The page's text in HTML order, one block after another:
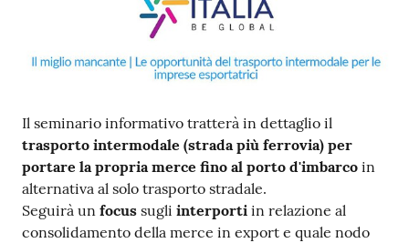
ce
Re
gis
tra
ti
Il seminario informativo tratterà in dettaglio il
trasporto intermodale (strada più ferrovia) per
portare la propria merce fino al porto d'imbarco in
alternativa al solo trasporto stradale.
Seguirà un focus sugli interporti in relazione al
consolidamento della merce in export e quale nodo